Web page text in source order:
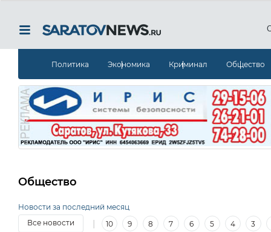
Политика Экономика Криминал Общество
Общество
Новости за последний месяц
Все новости
| 10 9 8 7 6 5 4 3